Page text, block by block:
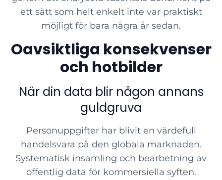
ett sätt som helt enkelt inte var praktiskt
möjligt för bara några år sedan.
Oavsiktliga konsekvenser
och hotbilder
När din data blir någon annans
guldgruva
Personuppgifter har blivit en värdefull
handelsvara på den globala marknaden.
Systematisk insamling och bearbetning av
offentlig data för kommersiella syften.